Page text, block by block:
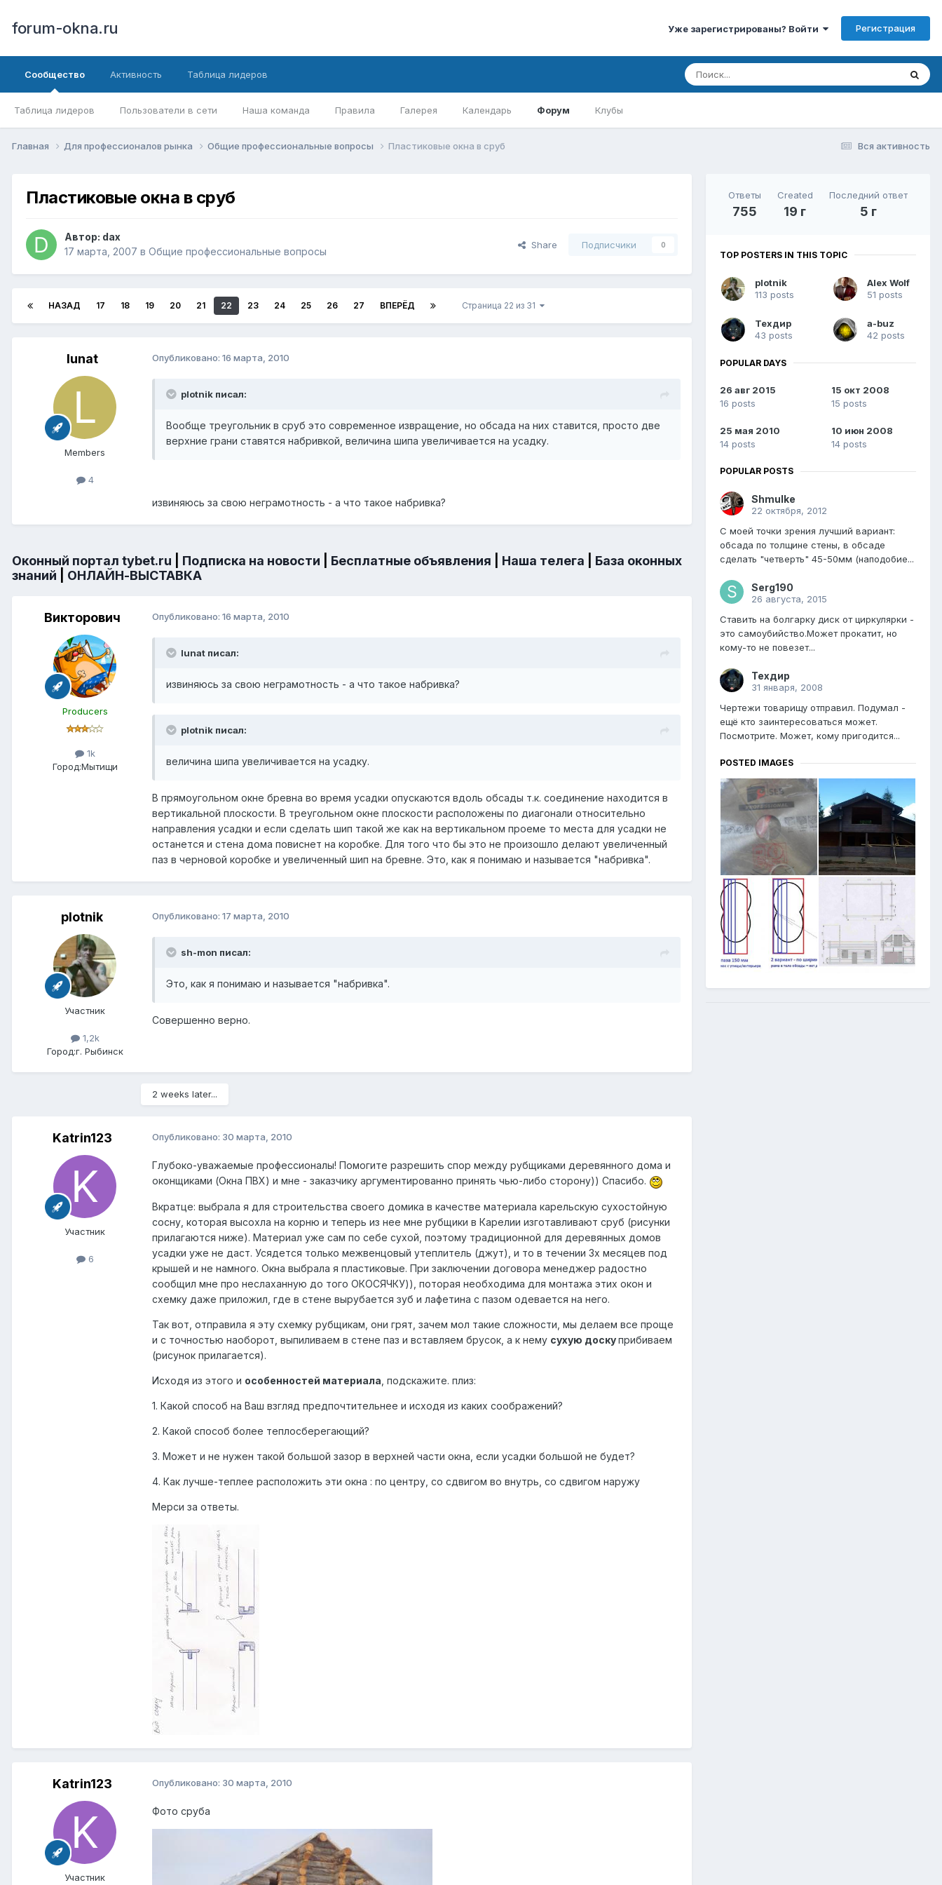
forum-okna.ru Уже зарегистрированы? Войти Регистрация
Сообщество
Таблица лидеров Пользователи в сети Наша команда Правила Галерея Календарь Форум Клубы
Активность Таблица лидеров
Вся активность
Главная Для профессионалов рынка Общие профессиональные вопросы Пластиковые окна в сруб
Пластиковые окна в сруб
Автор: dax
17 марта, 2007 в Общие профессиональные вопросы
Share Подписчики 0
НАЗАД 17 18 19 20 21 22 23 24 25 26 27 ВПЕРЁД Страница 22 из 31
lunat
Members
4
Опубликовано: 16 марта, 2010
plotnik писал:
Вообще треугольник в сруб это современное извращение, но обсада на них ставится, просто две
верхние грани ставятся набривкой, величина шипа увеличивается на усадку.
извиняюсь за свою неграмотность - а что такое набривка?
Оконный портал tybet.ru Подписка на новости Бесплатные объявления Наша телега
База оконных
знаний
ОНЛАЙН-ВЫСТАВКА
Викторович
Producers
1k
Город:Мытищи
Опубликовано: 16 марта, 2010
lunat писал:
извиняюсь за свою неграмотность - а что такое набривка?
plotnik писал:
величина шипа увеличивается на усадку.
В прямоугольном окне бревна во время усадки опускаются вдоль обсады т.к. соединение находится в
вертикальной плоскости. В треугольном окне плоскости расположены по диагонали относительно
направления усадки и если сделать шип такой же как на вертикальном проеме то места для усадки не
останется и стена дома повиснет на коробке. Для того что бы это не произошло делают увеличенный
паз в черновой коробке и увеличенный шип на бревне. Это, как я понимаю и называется "набривка".
plotnik
Участник
1,2k
Город:г. Рыбинск
Опубликовано: 17 марта, 2010
sh-mon писал:
Это, как я понимаю и называется "набривка".
Совершенно верно.
2 weeks later...
Katrin123
Участник
6
Опубликовано: 30 марта, 2010
Глубоко-уважаемые профессионалы! Помогите разрешить спор между рубщиками деревянного дома и
оконщиками (Окна ПВХ) и мне - заказчику аргументированно принять чью-либо сторону)) Спасибо.
Вкратце: выбрала я для строительства своего домика в качестве материала карельскую сухостойную
сосну, которая высохла на корню и теперь из нее мне рубщики в Карелии изготавливают сруб (рисунки
прилагаются ниже). Материал уже сам по себе сухой, поэтому традиционной для деревянных домов
усадки уже не даст. Усядется только межвенцовый утеплитель (джут), и то в течении 3х месяцев под
крышей и не намного. Окна выбрала я пластиковые. При заключении договора менеджер радостно
сообщил мне про неслаханную до того ОКОСЯЧКУ)), поторая необходима для монтажа этих окон и
схемку даже приложил, где в стене вырубается зуб и лафетина с пазом одевается на него.
Так вот, отправила я эту схемку рубщикам, они грят, зачем мол такие сложности, мы делаем все проще
и с точностью наоборот, выпиливаем в стене паз и вставляем брусок, а к нему сухую доскуприбиваем
(рисунок прилагается).
Исходя из этого и особенностей материала , подскажите. плиз:
1. Какой способ на Ваш взгляд предпочтительнее и исходя из каких соображений?
2. Какой способ более теплосберегающий?
3. Может и не нужен такой большой зазор в верхней части окна, если усадки большой не будет?
4. Как лучше-теплее расположить эти окна : по центру, со сдвигом во внутрь, со сдвигом наружу
Мерси за ответы.
Katrin123
Участник
Опубликовано: 30 марта, 2010
Фото сруба
Ответы
755
Created
19 г
Последний ответ
5 г
TOP POSTERS IN THIS TOPIC
plotnik
113 posts
Alex Wolf
51 posts
Техдир
43 posts
a-buz
42 posts
POPULAR DAYS
26 авг 2015
16 posts
15 окт 2008
15 posts
25 мая 2010
14 posts
10 июн 2008
14 posts
POPULAR POSTS
Shmulke
22 октября, 2012
С моей точки зрения лучший вариант:
обсада по толщине стены, в обсаде
сделать "четверть" 45-50мм (наподобие...
Serg190
26 августа, 2015
Ставить на болгарку диск от циркулярки -
это самоубийство.Может прокатит, но
кому-то не повезет...
Техдир
31 января, 2008
Чертежи товарищу отправил. Подумал -
ещё кто заинтересоваться может.
Посмотрите. Может, кому пригодится...
POSTED IMAGES